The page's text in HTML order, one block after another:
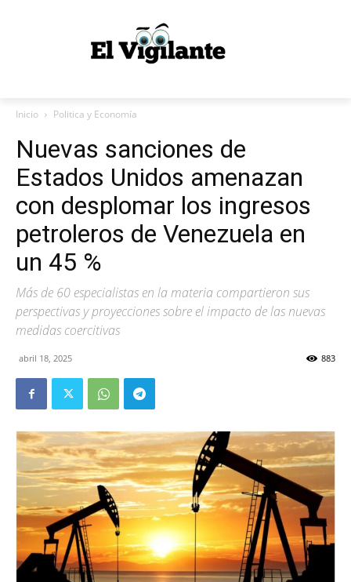
Inicio Politica y Economía
Nuevas sanciones de
Estados Unidos amenazan
con desplomar los ingresos
petroleros de Venezuela en
un 45 %
Más de 60 especialistas en la materia compartieron sus
perspectivas y proyecciones sobre el impacto de las nuevas
medidas coercitivas
abril 18, 2025 883